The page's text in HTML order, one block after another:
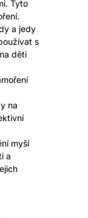
Tyto
a jedy
s
děti
na
myší
a